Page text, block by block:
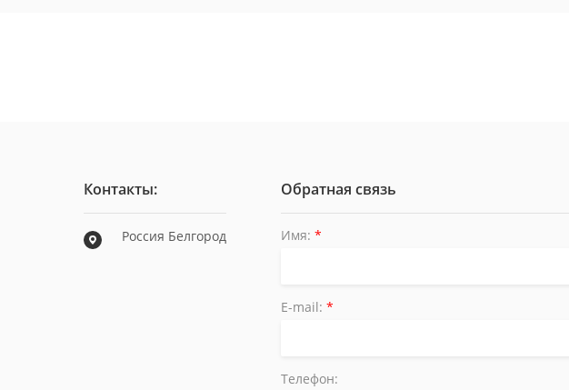
Контакты:
Россия Белгород
Обратная связь
Имя: *
E-mail: *
Телефон: